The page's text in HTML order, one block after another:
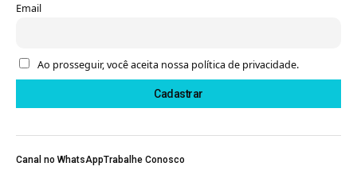
Email
Ao prosseguir, você aceita nossa política de privacidade.
Canal no WhatsAppTrabalhe Conosco